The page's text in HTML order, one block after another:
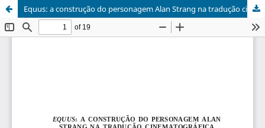
Equus: a construção do personagem Alan Strang na tradução cinematográfica.